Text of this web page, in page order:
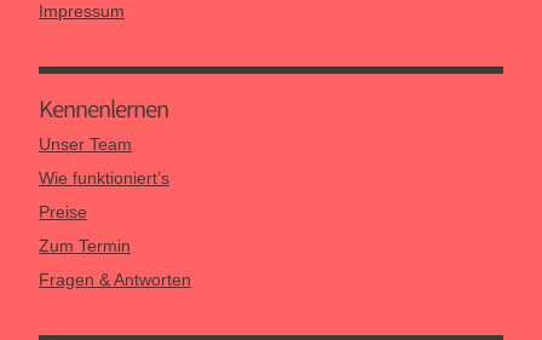
Impressum
Kennen­lernen
Unser Team
Wie funktioniert’s
Preise
Zum Termin
Fragen & Antworten